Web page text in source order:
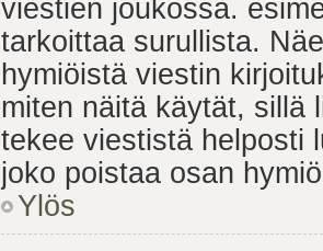
viestien joukossa.
tarkoittaa surullista.
hymiöistä viestin
miten näitä käytät, sillä
tekee viestistä helposti
joko poistaa osan
Ylös